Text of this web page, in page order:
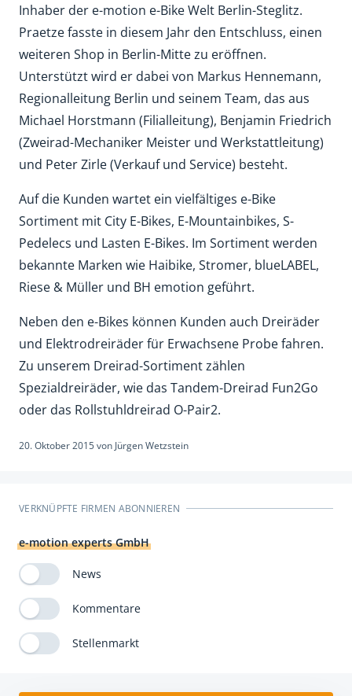
Inhaber der e-motion e-Bike Welt Berlin-Steglitz.
Praetze fasste in diesem Jahr den Entschluss, einen
weiteren Shop in Berlin-Mitte zu eröffnen.
Unterstützt wird er dabei von Markus Hennemann,
Regionalleitung Berlin und seinem Team, das aus
Michael Horstmann (Filialleitung), Benjamin Friedrich
(Zweirad-Mechaniker Meister und Werkstattleitung)
und Peter Zirle (Verkauf und Service) besteht.
Auf die Kunden wartet ein vielfältiges e-Bike
Sortiment mit City E-Bikes, E-Mountainbikes, S-
Pedelecs und Lasten E-Bikes. Im Sortiment werden
bekannte Marken wie Haibike, Stromer, blueLABEL,
Riese & Müller und BH emotion geführt.
Neben den e-Bikes können Kunden auch Dreiräder
und Elektrodreiräder für Erwachsene Probe fahren.
Zu unserem Dreirad-Sortiment zählen
Spezialdreiräder, wie das Tandem-Dreirad Fun2Go
oder das Rollstuhldreirad O-Pair2.
20. Oktober 2015von Jürgen Wetzstein
VERKNÜPFTE FIRMEN ABONNIEREN
e-motion experts GmbH
News
Kommentare
Stellenmarkt